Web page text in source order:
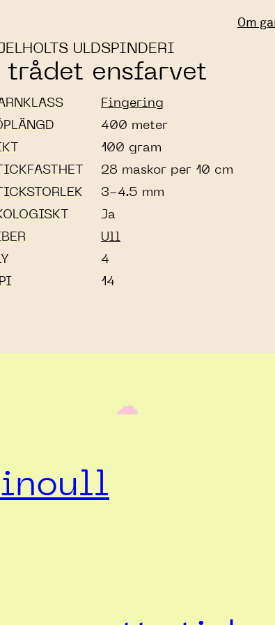
Om
ULDSPINDERI
trådet ensfarvet
Fingering
400 meter
100 gram
28 maskor per 10 cm
3-4.5 mm
Ja
Ull
4
14
‎ ‎‎ ☁︎‎‎